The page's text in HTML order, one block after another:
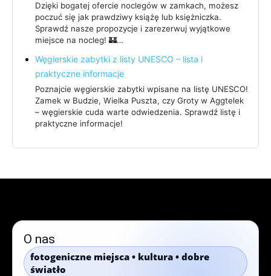
Dzięki bogatej ofercie noclegów w zamkach, możesz
poczuć się jak prawdziwy książę lub księżniczka.
Sprawdź nasze propozycje i zarezerwuj wyjątkowe
miejsce na nocleg! 🏰…
Węgierskie zabytki z listy UNESCO – lista i
praktyczne informacje
Poznajcie węgierskie zabytki wpisane na listę UNESCO!
Zamek w Budzie, Wielka Puszta, czy Groty w Aggtelek
– węgierskie cuda wart​​e odwiedzenia. Sprawdź listę i
praktyczne informacje! ​​​
O nas
fotogeniczne miejsca • kultura • dobre
światło